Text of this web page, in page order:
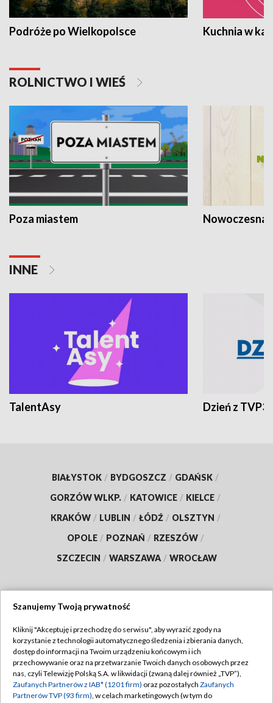
Podróże po Wielkopolsce Kuchnia w
ROLNICTWO I WIEŚ
Poza miastem Nowoczesna
INNE
TalentAsy Dzień z TVP3
BIAŁYSTOK / BYDGOSZCZ / GDAŃSK /
GORZÓW WLKP. / KATOWICE / KIELCE /
KRAKÓW / LUBLIN / ŁÓDŹ / OLSZTYN /
OPOLE / POZNAŃ / RZESZÓW /
SZCZECIN / WARSZAWA / WROCŁAW
TVP
Abonament TVP
Emisja w TVP
Regulamin TVP
Polityka prywatności
Szanujemy Twoją prywatność
Kliknij "Akceptuję i przechodzę do serwisu", aby wyrazić zgody na
korzystanie z technologii automatycznego śledzenia i zbierania danych,
dostęp do informacji na Twoim urządzeniu końcowym i ich
przechowywanie oraz na przetwarzanie Twoich danych osobowych przez
nas, czyli Telewizję Polską S.A. w likwidacji (zwaną dalej również „TVP”),
Zaufanych Partnerów z IAB* (1201 firm) oraz pozostałych Zaufanych
Partnerów TVP (93 firm), w celach marketingowych (w tym do